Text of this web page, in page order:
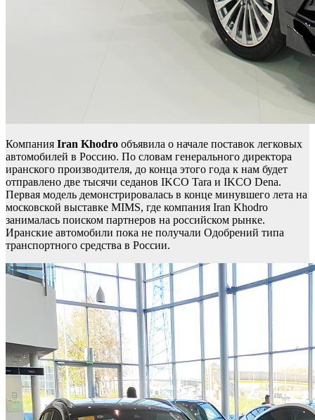
Компания Iran Khodro объявила о начале поставок легковых
автомобилей в Россию. По словам генерального директора
иранского производителя, до конца этого года к нам будет
отправлено две тысячи седанов IKCO Tara и IKCO Dena.
Первая модель демонстрировалась в конце минувшего лета на
московской выставке MIMS, где компания Iran Khodro
занималась поиском партнеров на российском рынке.
Иранские автомобили пока не получали Одобрений типа
транспортного средства в России.